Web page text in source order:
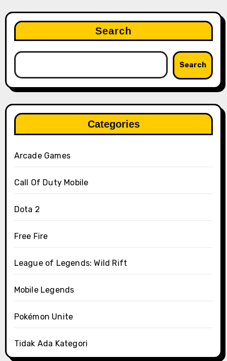
Search
Search
Categories
Arcade Games
Call Of Duty Mobile
Dota 2
Free Fire
League of Legends: Wild Rift
Mobile Legends
Pokémon Unite
Tidak Ada Kategori